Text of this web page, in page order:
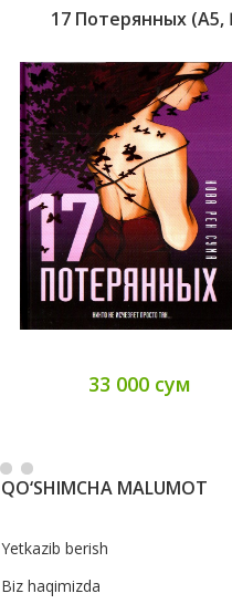
17 Потерянных (А5, Қ
33 000 сум
QO‘SHIMCHA MALUMOT
Yetkazib berish
Biz haqimizda